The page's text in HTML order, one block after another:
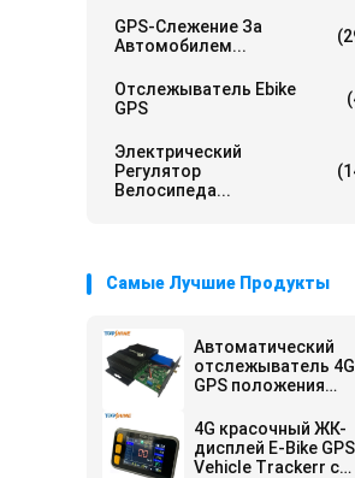
GPS-Слежение За
Автомобилем...
Отслежыватель Ebike
GPS
Электрический
Регулятор
Велосипеда...
Самые Лучшие Продукты
Автоматический
отслежыватель 4G
GPS положения
отслеживая блок с
камерой RFID
4G красочный ЖК-
дисплей E-Bike GPS
Vehicle Trackerr с